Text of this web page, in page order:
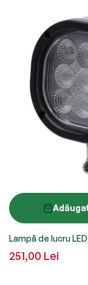
Lampă de lucru
251,00 Lei